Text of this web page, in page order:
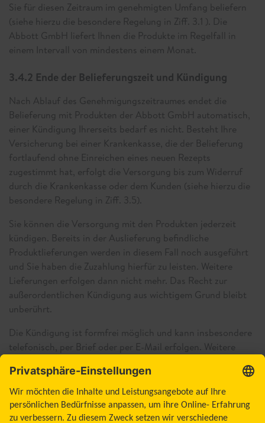
Sie für diesen Zeitraum im genehmigten Umfang beliefern
(siehe hierzu die besondere Regelung in Ziff. 3.1 ). Die
Abbott GmbH liefert Ihnen die Produkte im Regelfall in
einem Intervall von mindestens einem Monat.
3.4.2 Ende der Belieferungszeit und Kündigung
Nach Ablauf des Genehmigungszeitraumes endet die
Belieferung mit Produkten der Abbott GmbH automatisch,
einer Kündigung Ihrerseits bedarf es nicht. Besteht Ihre
Versicherung bei einer Krankenkasse, die der Belieferung
fortlaufend ohne Einreichen eines neuen Rezepts
zugestimmt hat, erfolgt die Versorgung bis zum Widerruf
durch die Krankenkasse oder dem Kunden (siehe hierzu die
besondere Regelung in Ziff. 3.5).
Sie können die Versorgung mit den Produkten jederzeit
kündigen. Bereits in der Auslieferung befindliche
Produktlieferungen werden in diesem Fall noch ausgeführt
und Sie haben die Zuzahlung hierfür zu leisten. Weitere
Lieferungen erfolgen dann nicht mehr. Das Recht zur
außerordentlichen Kündigung aus wichtigem Grund bleibt
unberührt.
Die Kündigung ist formfrei möglich und kann insbesondere
telefonisch, per Brief oder per E-Mail erfolgen. Weitere
Produkten der Abbott GmbH erhalten Sie über den
FreeStyle Kundenservice oder unter
www.freestylelibre.de/hilfe/haeufige-fragen.html